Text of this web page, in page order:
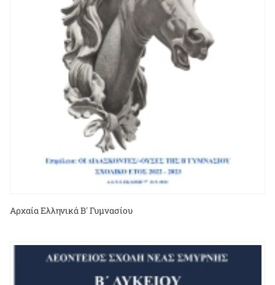
Αρχαία Ελληνικά Β' Γυμνασίου